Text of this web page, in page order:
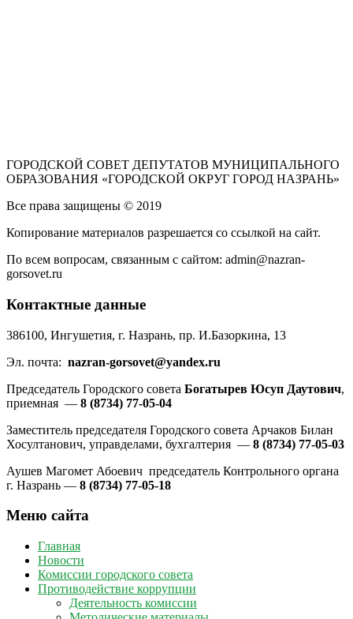
ГОРОДСКОЙ СОВЕТ ДЕПУТАТОВ МУНИЦИПАЛЬНОГО
ОБРАЗОВАНИЯ «ГОРОДСКОЙ ОКРУГ ГОРОД НАЗРАНЬ»
Все права защищены © 2019
Копирование материалов разрешается со ссылкой на сайт.
По всем вопросам, связанным с сайтом: admin@nazran-
gorsovet.ru
Контактные данные
386100, Ингушетия, г. Назрань, пр. И.Базоркина, 13
Эл. почта: nazran-gorsovet@yandex.ru
Председатель Городского совета Богатырев Юсуп Даутович,
приемная — 8 (8734) 77-05-04
Заместитель председателя Городского совета Арчаков Билан
Хосултанович, управделами, бухгалтерия — 8 (8734) 77-05-03
Аушев Магомет Абоевич председатель Контрольного органа
г. Назрань — 8 (8734) 77-05-18
Меню сайта
Главная
Новости
Комиссии городского совета
Противодействие коррупции
Деятельность комиссии